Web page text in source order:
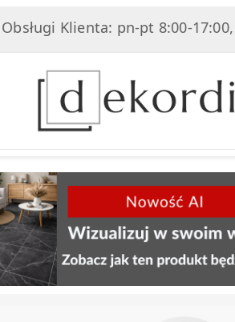
Klienta: pn-pt 8:00-17:00, sob